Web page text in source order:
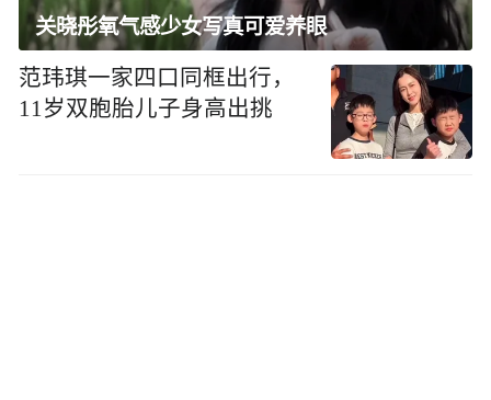
关晓彤氧气感少女写真可爱养眼
范玮琪一家四口同框出行，
11岁双胞胎儿子身高出挑